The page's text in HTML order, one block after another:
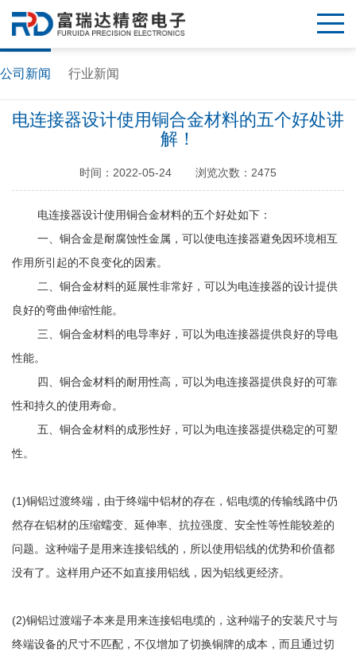
公司新闻 行业新闻
电连接器设计使用铜合金材料的五个好处讲
解！
时间：2022-05-24 浏览次数：2475
电连接器设计使用铜合金材料的五个好处如下：
一、铜合金是耐腐蚀性金属，可以使电连接器避免因环境相互
作用所引起的不良变化的因素。
二、铜合金材料的延展性非常好，可以为电连接器的设计提供
良好的弯曲伸缩性能。
三、铜合金材料的电导率好，可以为电连接器提供良好的导电
性能。
四、铜合金材料的耐用性高，可以为电连接器提供良好的可靠
性和持久的使用寿命。
五、铜合金材料的成形性好，可以为电连接器提供稳定的可塑
性。
(1)铜铝过渡终端，由于终端中铝材的存在，铝电缆的传输线路中仍
然存在铝材的压缩蠕变、延伸率、抗拉强度、安全性等性能较差的
问题。这种端子是用来连接铝线的，所以使用铝线的优势和价值都
没有了。这样用户还不如直接用铝线，因为铝线更经济。
(2)铜铝过渡端子本来是用来连接铝电缆的，这种端子的安装尺寸与
终端设备的尺寸不匹配，不仅增加了切换铜牌的成本，而且通过切